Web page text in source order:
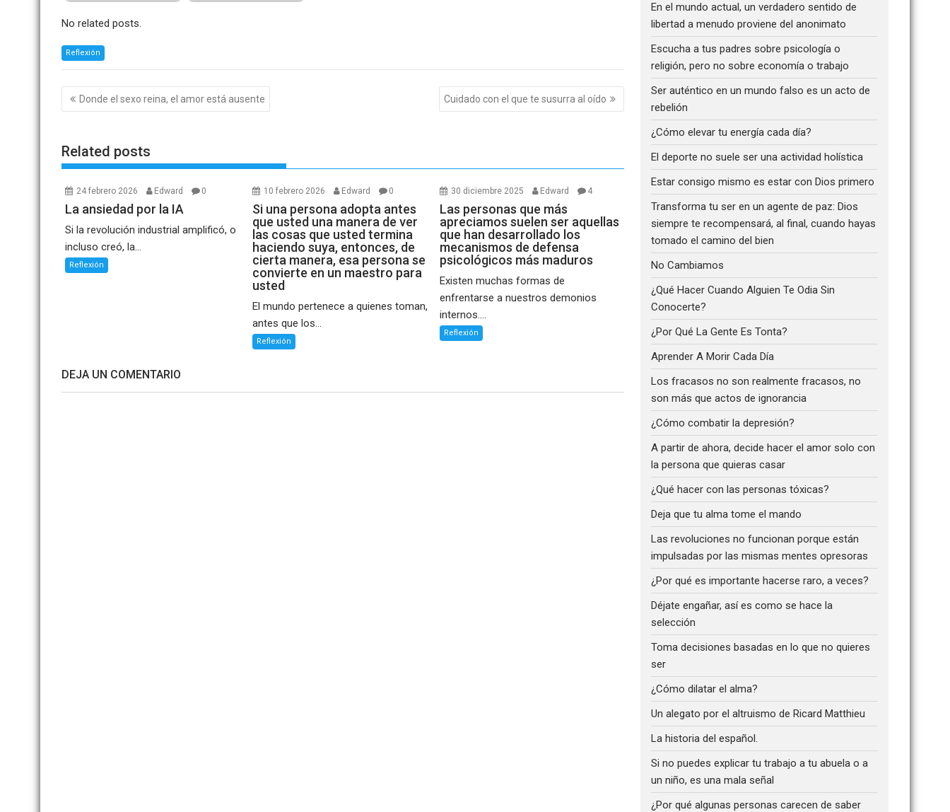
No related posts.
Reflexión
Navegación
de
Donde el sexo reina, el amor está ausente Cuidado con el que te susurra al oído
Related posts
24 febrero 2026 Edward 0
La ansiedad por la IA
Si la revolución industrial amplificó, o
incluso creó, la...
Reflexión
10 febrero 2026 Edward 0
Si una persona adopta antes
que usted una manera de ver
las cosas que usted termina
haciendo suya, entonces, de
cierta manera, esa persona se
convierte en un maestro para
usted
El mundo pertenece a quienes toman,
antes que los...
Reflexión
30 diciembre 2025 Edward 4
Las personas que más
apreciamos suelen ser aquellas
que han desarrollado los
mecanismos de defensa
psicológicos más maduros
Existen muchas formas de
enfrentarse a nuestros demonios
internos....
Reflexión
DEJA UN COMENTARIO
En el mundo actual, un verdadero sentido de
libertad a menudo proviene del anonimato
Escucha a tus padres sobre psicología o
religión, pero no sobre economía o trabajo
Ser auténtico en un mundo falso es un acto de
rebelión
¿Cómo elevar tu energía cada día?
El deporte no suele ser una actividad holística
Estar consigo mismo es estar con Dios primero
Transforma tu ser en un agente de paz: Dios
siempre te recompensará, al final, cuando hayas
tomado el camino del bien
No Cambiamos
¿Qué Hacer Cuando Alguien Te Odia Sin
Conocerte?
¿Por Qué La Gente Es Tonta?
Aprender A Morir Cada Día
Los fracasos no son realmente fracasos, no
son más que actos de ignorancia
¿Cómo combatir la depresión?
A partir de ahora, decide hacer el amor solo con
la persona que quieras casar
¿Qué hacer con las personas tóxicas?
Deja que tu alma tome el mando
Las revoluciones no funcionan porque están
impulsadas por las mismas mentes opresoras
¿Por qué es importante hacerse raro, a veces?
Déjate engañar, así es como se hace la
selección
Toma decisiones basadas en lo que no quieres
ser
¿Cómo dilatar el alma?
Un alegato por el altruismo de Ricard Matthieu
La historia del español.
Si no puedes explicar tu trabajo a tu abuela o a
un niño, es una mala señal
¿Por qué algunas personas carecen de saber